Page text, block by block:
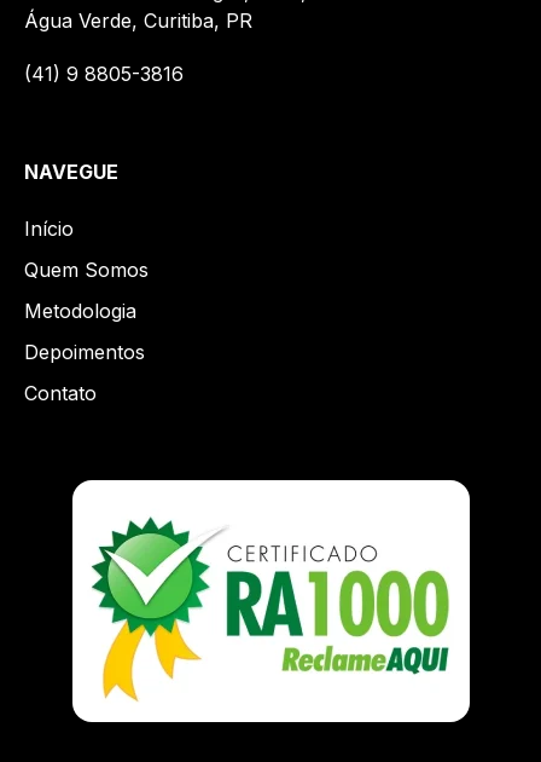
Água Verde, Curitiba, PR
(41) 9 8805-3816
NAVEGUE
Início
Quem Somos
Metodologia
Depoimentos
Contato